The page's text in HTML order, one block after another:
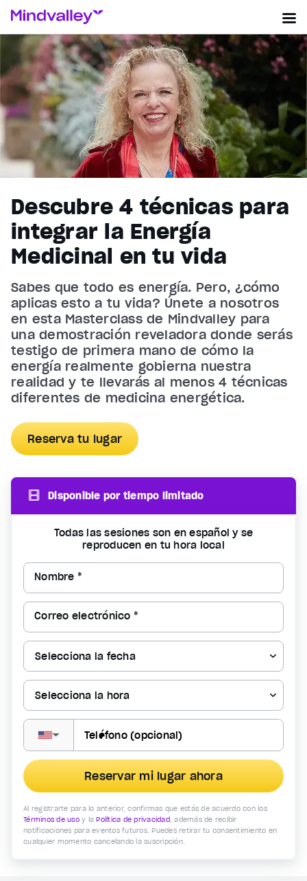
Descubre 4 técnicas para
integrar la Energía
Medicinal en tu vida
Sabes que todo es energía. Pero, ¿cómo
aplicas esto a tu vida? Únete a nosotros
en esta Masterclass de Mindvalley para
una demostración reveladora donde serás
testigo de primera mano de cómo la
energía realmente gobierna nuestra
realidad y te llevarás al menos 4 técnicas
diferentes de medicina energética.
Reserva tu lugar
Disponible por tiempo limitado
Todas las sesiones son en español y se
reproducen en tu hora local
Nombre *
Correo electrónico *
▼
Reservar mi lugar ahora
Al registrarte para lo anterior, confirmas que estás de acuerdo con los
Términos de usoy laPolítica de privacidad, además de recibir
notificaciones para eventos futuros. Puedes retirar tu consentimiento en
cualquier momento cancelando la suscripción.